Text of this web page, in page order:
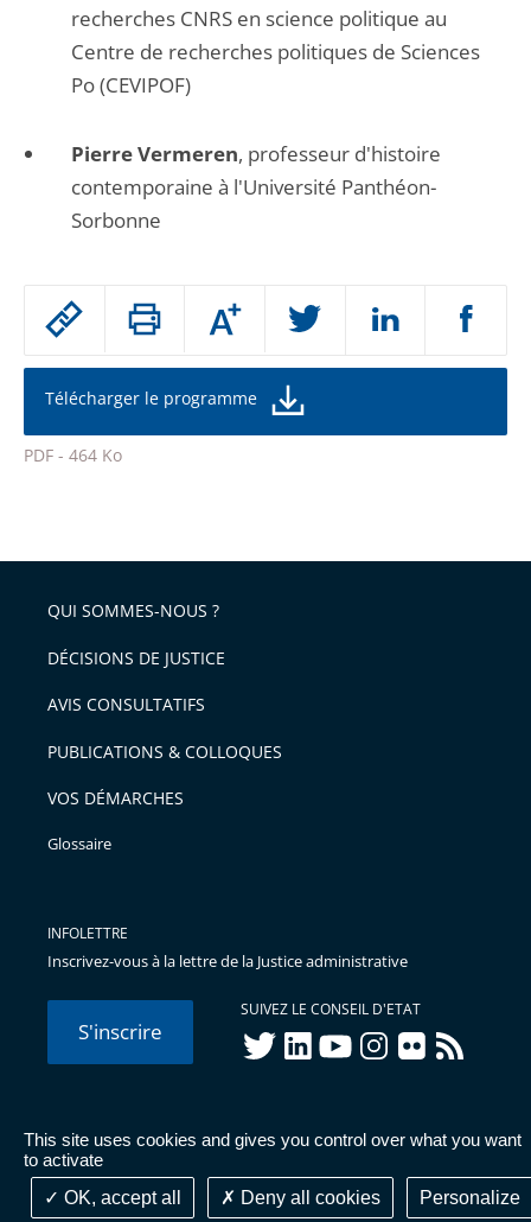
This site uses cookies and gives you control over what you want
to activate
OK, accept all
Deny all cookies Personalize
Passer
partage
de
l'article
pour
Augmenter
ou
la
de
police
Télécharger le programme
PDF - 464 Ko
l'article
pour
avant
recherches CNRS en science politique au
Centre de recherches politiques de Sciences
Po (CEVIPOF)
Pierre Vermeren, professeur d'histoire
contemporaine à l'Université Panthéon-
Sorbonne
QUI SOMMES-NOUS ?
DÉCISIONS DE JUSTICE
AVIS CONSULTATIFS
PUBLICATIONS & COLLOQUES
VOS DÉMARCHES
Glossaire
INFOLETTRE
Inscrivez-vous à la lettre de la Justice administrative
S'inscrire
SUIVEZ LE CONSEIL D'ETAT
twitterlinkedInyoutubeinstagram
flickr rss
© Conseil d'État 2026 - Mentions légales
Données
personnelles-Publications administratives-Accessibilité :
partiellement conforme